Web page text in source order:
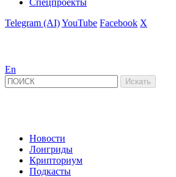
Спецпроекты
Telegram (AI)YouTube Facebook X
En
Новости
Лонгриды
Крипториум
Подкасты